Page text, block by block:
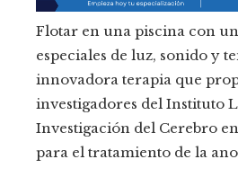
Flotar en una piscina con
especiales de luz, sonido y
innovadora terapia que
investigadores del Instituto
Investigación del Cerebro
para el tratamiento de la